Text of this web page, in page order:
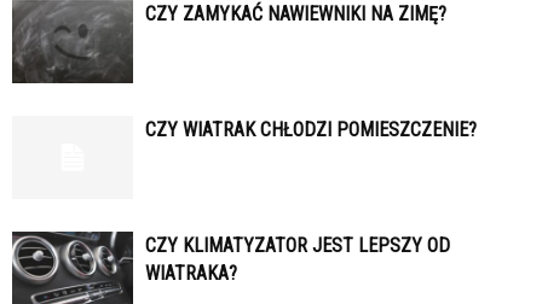
CZY ZAMYKAĆ NAWIEWNIKI NA ZIMĘ?
CZY WIATRAK CHŁODZI POMIESZCZENIE?
CZY KLIMATYZATOR JEST LEPSZY OD
WIATRAKA?